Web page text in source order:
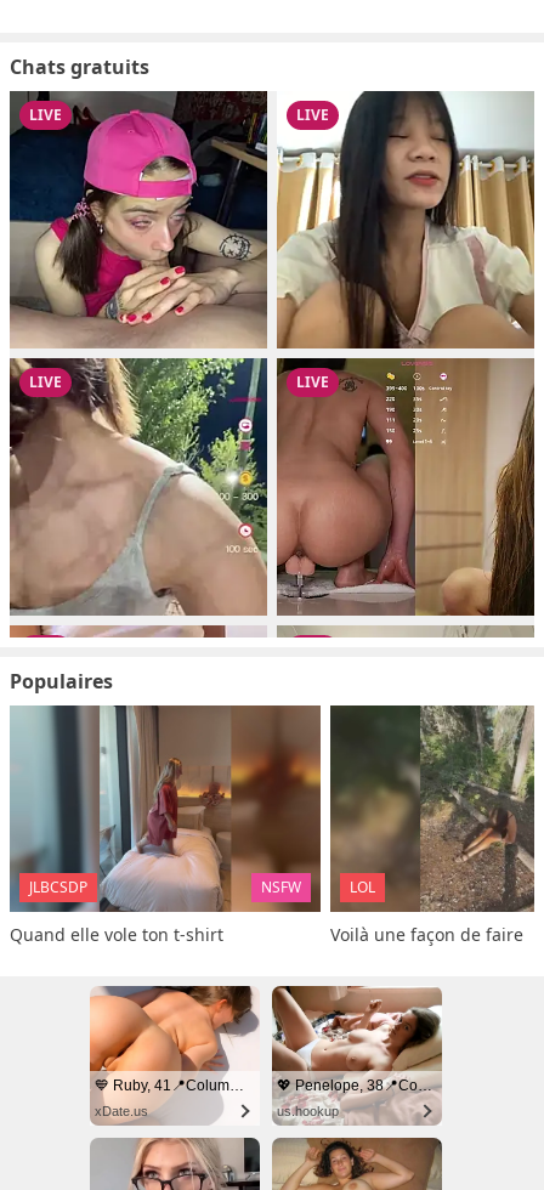
Chats gratuits
Populaires
JLBCSDP NSFW
Quand elle vole ton t-shirt
LOL
Voilà une façon de faire